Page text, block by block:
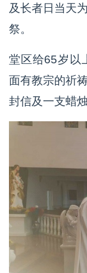
及长者日当天
祭。
堂区给65岁以
面有教宗的祈
封信及一支蜡烛